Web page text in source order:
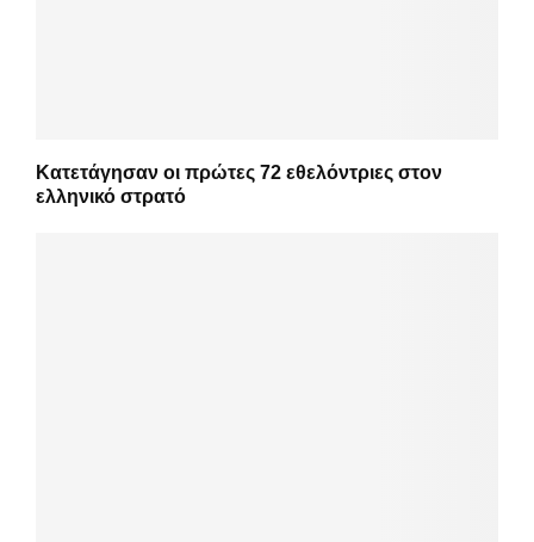
Κατετάγησαν οι πρώτες 72 εθελόντριες στον
ελληνικό στρατό